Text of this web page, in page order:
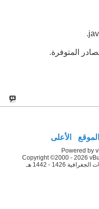
المتوفرة.
الأعلى
Powered by
Copyright ©2000 - 2026
1426 - 1442 هـ